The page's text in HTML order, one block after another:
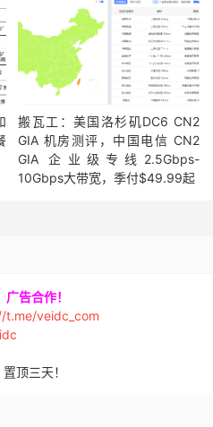
搬瓦工：美国洛杉矶DC6 CN2
GIA 机房测评，中国电信 CN2
GIA 企业级专线2.5Gbps-
10Gbps大带宽，季付$49.99起
告合作！
t.me/veidc_com
顶三天！